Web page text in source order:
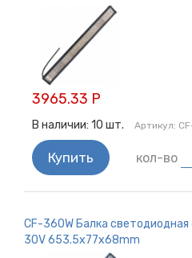
3965.33 Р
В наличии: 10 шт. Артикул:
Купить кол-во
CF-360W Балка
30V 653.5x77x68mm